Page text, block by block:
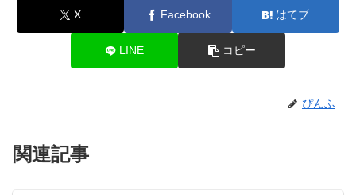
X Facebook はてブ
LINE コピー
ぴんふ
関連記事